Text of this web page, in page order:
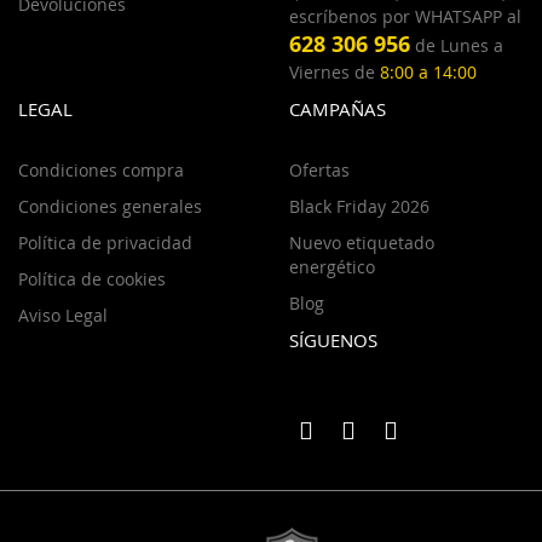
escríbenos por WHATSAPP al
628 306 956 de Lunes a
Viernes de 8:00 a 14:00
LEGAL
Condiciones compra
Condiciones generales
Política de privacidad
Política de cookies
Aviso Legal
CAMPAÑAS
Ofertas
Black Friday 2026
Nuevo etiquetado
energético
Blog
SÍGUENOS